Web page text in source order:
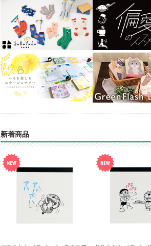
新着商品